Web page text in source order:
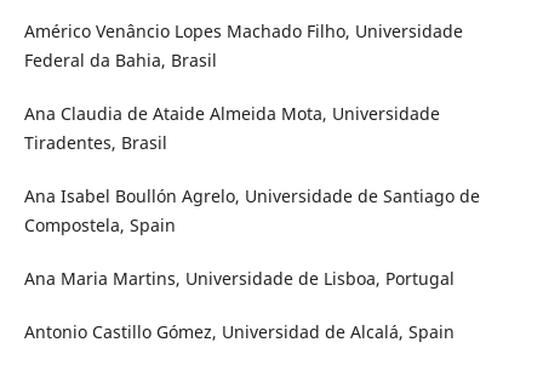
Américo Venâncio Lopes Machado Filho, Universidade
Federal da Bahia, Brasil
Ana Claudia de Ataide Almeida Mota, Universidade
Tiradentes, Brasil
Ana Isabel Boullón Agrelo, Universidade de Santiago de
Compostela, Spain
Ana Maria Martins, Universidade de Lisboa, Portugal
Antonio Castillo Gómez, Universidad de Alcalá, Spain